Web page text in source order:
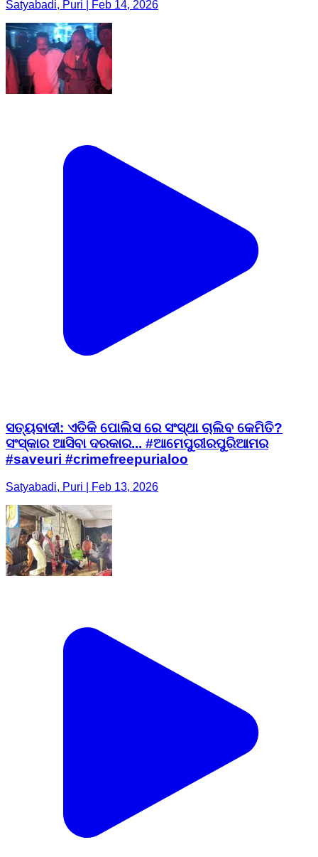
Satyabadi, Puri | Feb 14, 2026
ସତ୍ୟବାଦୀ: ଏତିକି ପୋଲିସ ରେ ସଂସ୍ଥା ଚାଲିବ କେମିତି?
ସଂସ୍କାର ଆସିବା ଦରକାର... #ଆମେପୁରୀରପୁରିଆମର
#saveuri #crimefreepurialoo
Satyabadi, Puri | Feb 13, 2026